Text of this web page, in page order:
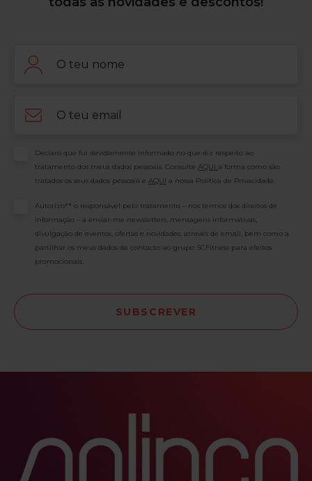
Consentimento
Declaro que fui devidamente informado no que diz respeito ao
tratamento dos meus dados pessoais. Consulte AQUI a forma como são
tratados os seus dados pessoais e AQUI a nossa Política de Privacidade.
Consentimento
Autorizo** o responsável pelo tratamento – nos termos dos direitos de
informação – a enviar-me newsletters, mensagens informativas,
divulgação de eventos, ofertas e novidades, através de email, bem como a
partilhar os meus dados de contacto ao grupo SCFitness para efeitos
promocionais.